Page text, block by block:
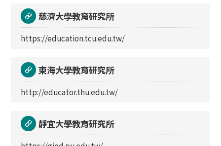
慈濟大學教育研究所
https://education.tcu.edu.tw/
東海大學教育研究所
http://educator.thu.edu.tw/
靜宜大學教育研究所